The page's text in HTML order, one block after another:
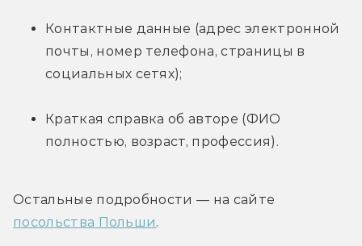
Контактные данные (адрес электронной
почты, номер телефона, страницы в
социальных сетях);
Краткая справка об авторе (ФИО
полностью, возраст, профессия).
посольства Польши.